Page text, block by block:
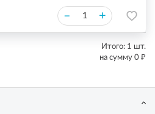
– +
Итого: 1 шт.
на сумму 0 ₽